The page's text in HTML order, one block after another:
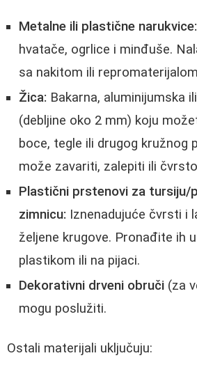
Metalne ili plastične narukvice:
hvatače, ogrlice i minđuše.
sa nakitom ili
Žica: Bakarna, aluminijumska
(debljine oko 2 mm) koju
boce, tegle ili drugog kružnog
može zavariti, zalepiti ili
Plastični prstenovi za tursiju/
zimnicu: Iznenadujuće čvrsti i
željene krugove. Pronađite ih
plastikom ili na pijaci.
Dekorativni drveni obruči (za
mogu poslužiti.
Ostali materijali uključuju: